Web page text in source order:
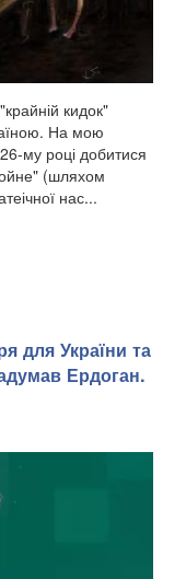
кидок"
На мою
му році добитися
(шляхом
нас...
для України та
Ердоган.